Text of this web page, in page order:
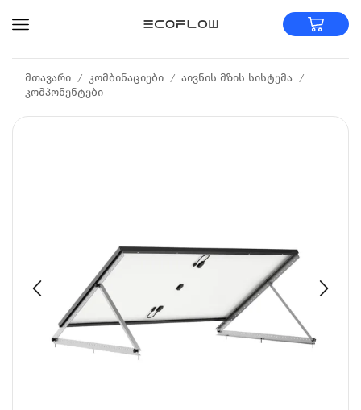
მთავარი / კომბინაციები / აივნის მზის სისტემა /
კომპონენტები